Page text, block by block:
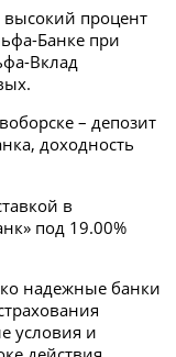
процент
Банке при
Вклад
– депозит
доходность
в
под 19.00%
надежные банки
условия и